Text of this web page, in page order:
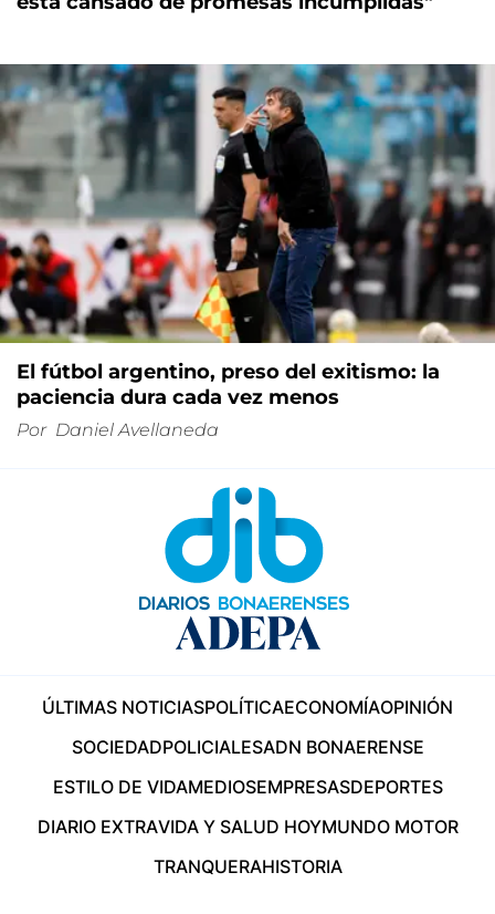
El fútbol argentino, preso del exitismo: la
paciencia dura cada vez menos
Por Daniel Avellaneda
ÚLTIMAS NOTICIASPOLÍTICAECONOMÍAOPINIÓN
SOCIEDADPOLICIALESADN BONAERENSE
ESTILO DE VIDAMEDIOSEMPRESASDEPORTES
DIARIO EXTRAVIDA Y SALUD HOYMUNDO MOTOR
TRANQUERAHISTORIA